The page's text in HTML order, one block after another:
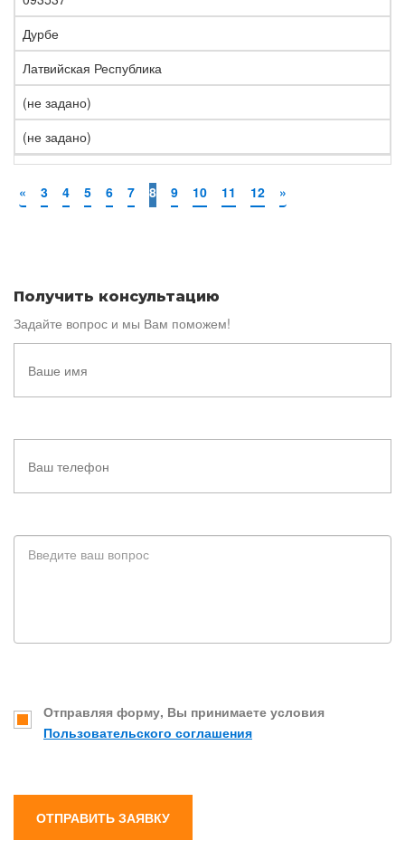
Дурбе
Латвийская Республика
(не задано)
(не задано)
« 3 4 5 6 7 8 9 10 11 12 »
Получить консультацию
Задайте вопрос и мы Вам поможем!
Отправляя форму, Вы принимаете условия
Пользовательского соглашения
ОТПРАВИТЬ ЗАЯВКУ